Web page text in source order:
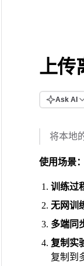
上传
Ask AI
将本地
使用场景：
训练过
无网训
多端同
复制实
复制到